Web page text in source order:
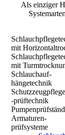
Als einziger
mit
mit
Schlauchauf-
hängetechnik
-prüftechnik
Armaturen-
prüfsysteme